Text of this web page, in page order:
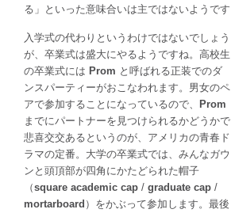
る」といった意味合いは主ではないようです
入学式の代わりというわけではないでしょう
が、卒業式は盛大にやるようですね。高校生
の卒業式には Prom と呼ばれる正装でのダ
ンスパーティーがおこなわれます。男女のペ
アで参加することになっているので、
Prom
までにパートナーを見つけられるかどうかで
悲喜交交あるというのが、アメリカの青春ド
ラマの定番。大学の卒業式では、みんなガウ
ンと頭頂部が四角にかたどられた帽子
（square academic cap / graduate cap /
mortarboard ）をかぶって参加します。最後